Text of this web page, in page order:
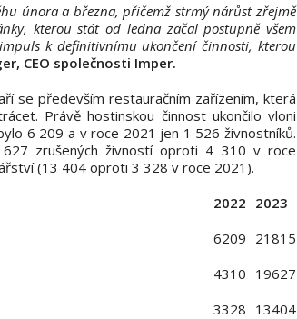
února a března, přičemž strmý nárůst zřejmě
kterou stát od ledna začal postupně všem
k definitivnímu ukončení činnosti, kterou
CEO společnosti Imper.
se především restauračním zařízením, která
Právě hostinskou činnost ukončilo vloni
6 209 a v roce 2021 jen 1 526 živnostníků.
zrušených živností oproti 4 310 v roce
(13 404 oproti 3 328 v roce 2021).
2022 2023
6209 21815
4310 19627
3328 13404